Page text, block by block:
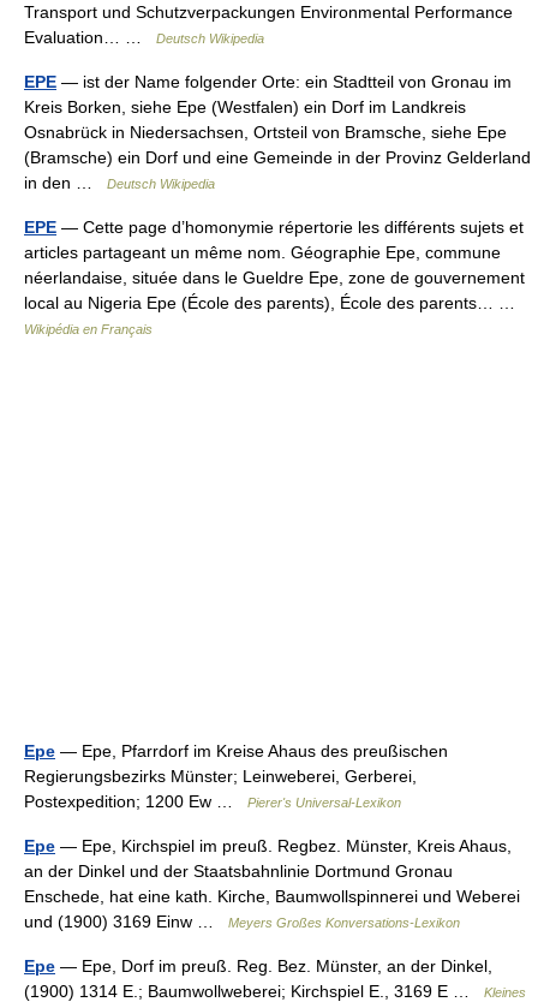
Transport und Schutzverpackungen Environmental Performance
Evaluation… …
Deutsch Wikipedia
EPE — ist der Name folgender Orte: ein Stadtteil von Gronau im
Kreis Borken, siehe Epe (Westfalen) ein Dorf im Landkreis
Osnabrück in Niedersachsen, Ortsteil von Bramsche, siehe Epe
(Bramsche) ein Dorf und eine Gemeinde in der Provinz Gelderland
in den …
Deutsch Wikipedia
EPE — Cette page d’homonymie répertorie les différents sujets et
articles partageant un même nom. Géographie Epe, commune
néerlandaise, située dans le Gueldre Epe, zone de gouvernement
local au Nigeria Epe (École des parents), École des parents… …
Wikipédia en Français
Epe — Epe, Pfarrdorf im Kreise Ahaus des preußischen
Regierungsbezirks Münster; Leinweberei, Gerberei,
Postexpedition; 1200 Ew …
Pierer's Universal-Lexikon
Epe — Epe, Kirchspiel im preuß. Regbez. Münster, Kreis Ahaus,
an der Dinkel und der Staatsbahnlinie Dortmund Gronau
Enschede, hat eine kath. Kirche, Baumwollspinnerei und Weberei
und (1900) 3169 Einw …
Meyers Großes Konversations-Lexikon
Epe — Epe, Dorf im preuß. Reg. Bez. Münster, an der Dinkel,
(1900) 1314 E.; Baumwollweberei; Kirchspiel E., 3169 E …
Kleines